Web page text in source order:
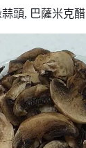
蒜頭, 巴薩米克醋